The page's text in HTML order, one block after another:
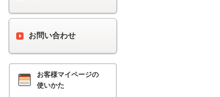
お問い合わせ
お客様マイページの
使いかた